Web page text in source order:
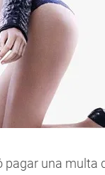
una multa